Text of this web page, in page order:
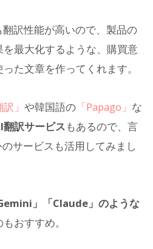
訳性能が高いので、製品の
最大化するような、購買意
た文章を作ってくれます。
」 や韓国語の 「Papago」 な
訳サービスもあるので、言
サービスも活用してみまし
」「Claude」のような
おすすめ。